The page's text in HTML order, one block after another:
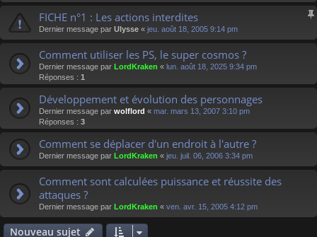
FICHE n°1 : Les actions interdites
Dernier message par Ulysse « jeu. août 18, 2005 9:14 pm
Comment utiliser les PS, le super cosmos ?
Dernier message par LordKraken « lun. août 18, 2025 9:34 pm
Réponses : 1
Développement et évolution des personnages
Dernier message par wolflord « mar. mars 13, 2007 3:10 pm
Réponses : 3
Comment se déplacer d'un endroit à l'autre ?
Dernier message par LordKraken « jeu. juil. 06, 2006 3:34 pm
Comment sont calculées puissance et réussite des
attaques ?
Dernier message par LordKraken « ven. avr. 15, 2005 4:12 pm
Nouveau sujet